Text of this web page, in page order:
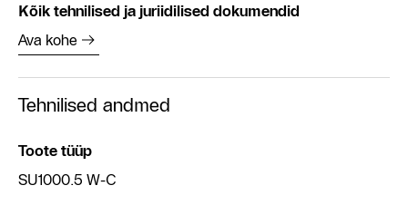
Kõik tehnilised ja juriidilised dokumendid
Ava kohe
Tehnilised andmed
Toote tüüp
SU1000.5 W-C